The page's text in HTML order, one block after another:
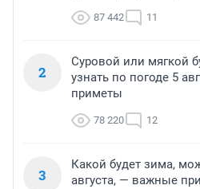
87 442 11
2
Суровой или мягкой
узнать по погоде 5
приметы
78 220 12
3
Какой будет зима,
августа, — важные